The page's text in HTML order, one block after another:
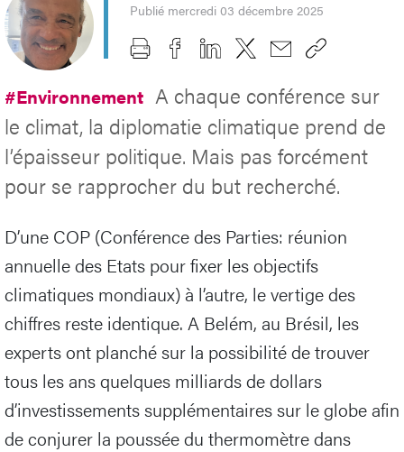
Publié mercredi 03 décembre 2025
#Environnement A chaque conférence sur
le climat, la diplomatie climatique prend de
l’épaisseur politique. Mais pas forcément
pour se rapprocher du but recherché.
D’une COP (Conférence des Parties: réunion
annuelle des Etats pour fixer les objectifs
climatiques mondiaux) à l’autre, le vertige des
chiffres reste identique. A Belém, au Brésil, les
experts ont planché sur la possibilité de trouver
tous les ans quelques milliards de dollars
d’investissements supplémentaires sur le globe afin
de conjurer la poussée du thermomètre dans